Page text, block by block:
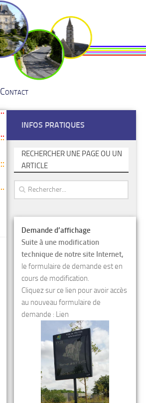
Contact
INFOS PRATIQUES
RECHERCHER UNE PAGE OU UN
ARTICLE
Demande d’affichage
Suite à une modification
technique de notre site Internet,
le formulaire de demande est en
cours de modification.
Cliquez sur ce lien pour avoir accès
au nouveau formulaire de
demande : Lien